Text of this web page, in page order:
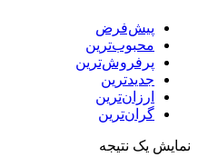
پیش‌فرض
محبوب‌ترین
پرفروش‌ترین
جدیدترین
ارزان‌ترین
گران‌ترین
نمایش یک نتیجه